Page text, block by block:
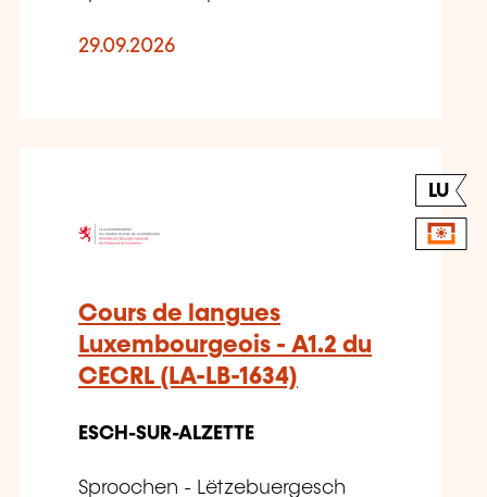
29.09.2026
LU
Cours de langues
Luxembourgeois - A1.2 du
CECRL (LA-LB-1634)
ESCH-SUR-ALZETTE
Sproochen - Lëtzebuergesch